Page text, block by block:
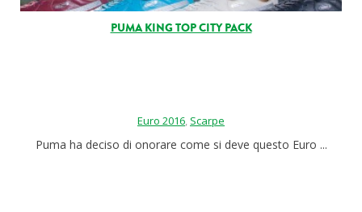
PUMA KING TOP CITY PACK
Euro 2016, Scarpe
Puma ha deciso di onorare come si deve questo Euro ...